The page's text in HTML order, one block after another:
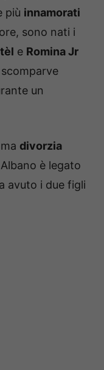
più innamorati
sono nati i
e Romina Jr
un
divorzia
è legato
avuto i due figli